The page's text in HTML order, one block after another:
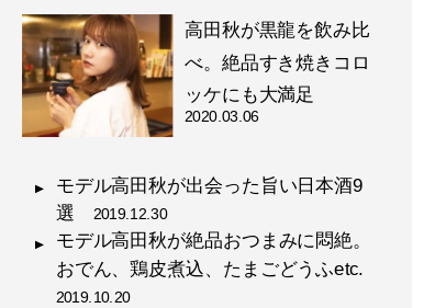
高田秋が黒龍を飲み比
べ。絶品すき焼きコロ
ッケにも大満足
2020.03.06
モデル高田秋が出会った旨い日本酒9
選 2019.12.30
モデル高田秋が絶品おつまみに悶絶。
おでん、鶏皮煮込、たまごどうふetc.
2019.10.20